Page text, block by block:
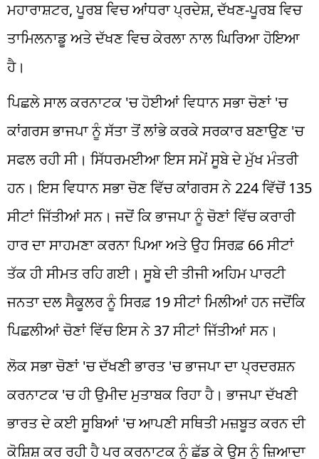
ਮਹਾਰਾਸ਼ਟਰ, ਪੂਰਬ ਵਿਚ ਆਂਧਰਾ ਪ੍ਰਦੇਸ਼, ਦੱਖਣ-ਪੂਰਬ ਵਿਚ
ਤਾਮਿਲਨਾਡੂ ਅਤੇ ਦੱਖਣ ਵਿਚ ਕੇਰਲਾ ਨਾਲ ਘਿਰਿਆ ਹੋਇਆ
ਹੈ।
ਪਿਛਲੇ ਸਾਲ ਕਰਨਾਟਕ 'ਚ ਹੋਈਆਂ ਵਿਧਾਨ ਸਭਾ ਚੋਣਾਂ 'ਚ
ਕਾਂਗਰਸ ਭਾਜਪਾ ਨੂੰ ਸੱਤਾ ਤੋਂ ਲਾਂਭੇ ਕਰਕੇ ਸਰਕਾਰ ਬਣਾਉਣ 'ਚ
ਸਫਲ ਰਹੀ ਸੀ। ਸਿੱਧਰਮਈਆ ਇਸ ਸਮੇਂ ਸੂਬੇ ਦੇ ਮੁੱਖ ਮੰਤਰੀ
ਹਨ। ਇਸ ਵਿਧਾਨ ਸਭਾ ਚੋਣ ਵਿੱਚ ਕਾਂਗਰਸ ਨੇ 224 ਵਿੱਚੋਂ 135
ਸੀਟਾਂ ਜਿੱਤੀਆਂ ਸਨ। ਜਦੋਂ ਕਿ ਭਾਜਪਾ ਨੂੰ ਚੋਣਾਂ ਵਿੱਚ ਕਰਾਰੀ
ਹਾਰ ਦਾ ਸਾਹਮਣਾ ਕਰਨਾ ਪਿਆ ਅਤੇ ਉਹ ਸਿਰਫ਼ 66 ਸੀਟਾਂ
ਤੱਕ ਹੀ ਸੀਮਤ ਰਹਿ ਗਈ। ਸੂਬੇ ਦੀ ਤੀਜੀ ਅਹਿਮ ਪਾਰਟੀ
ਜਨਤਾ ਦਲ ਸੈਕੂਲਰ ਨੂੰ ਸਿਰਫ਼ 19 ਸੀਟਾਂ ਮਿਲੀਆਂ ਹਨ ਜਦੋਂਕਿ
ਪਿਛਲੀਆਂ ਚੋਣਾਂ ਵਿੱਚ ਇਸ ਨੇ 37 ਸੀਟਾਂ ਜਿੱਤੀਆਂ ਸਨ।
ਲੋਕ ਸਭਾ ਚੋਣਾਂ 'ਚ ਦੱਖਣੀ ਭਾਰਤ 'ਚ ਭਾਜਪਾ ਦਾ ਪ੍ਰਦਰਸ਼ਨ
ਕਰਨਾਟਕ 'ਚ ਹੀ ਉਮੀਦ ਮੁਤਾਬਕ ਰਿਹਾ ਹੈ। ਭਾਜਪਾ ਦੱਖਣੀ
ਭਾਰਤ ਦੇ ਕਈ ਸੂਬਿਆਂ 'ਚ ਆਪਣੀ ਸਥਿਤੀ ਮਜ਼ਬੂਤ ​​ਕਰਨ ਦੀ
ਕੋਸ਼ਿਸ਼ ਕਰ ਰਹੀ ਹੈ ਪਰ ਕਰਨਾਟਕ ਨੂੰ ਛੱਡ ਕੇ ਉਸ ਨੂੰ ਜ਼ਿਆਦਾ